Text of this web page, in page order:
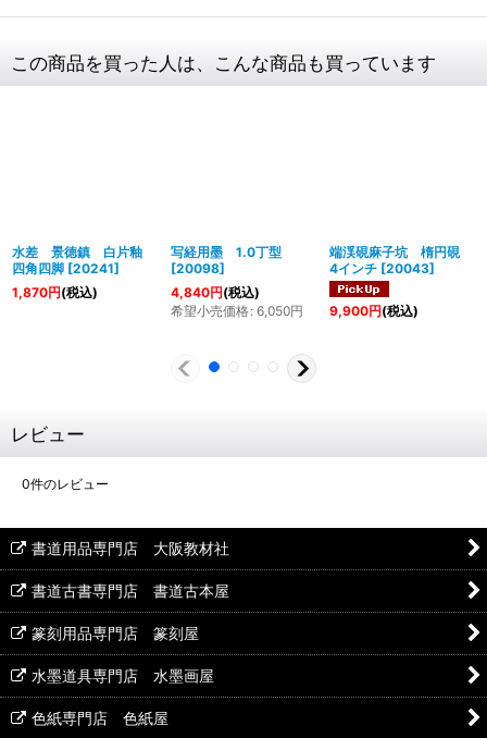
この商品を買った人は、こんな商品も買っています
水差 景徳鎮 白片釉
四角四脚 [20241]
1,870円(税込)
写経用墨 1.0丁型
[20098]
4,840円(税込)
希望小売価格: 6,050円
端渓硯麻子坑 楕円硯
4インチ [20043]
9,900円(税込)
レビュー
0件のレビュー
書道用品専門店 大阪教材社
書道古書専門店 書道古本屋
篆刻用品専門店 篆刻屋
水墨道具専門店 水墨画屋
色紙専門店 色紙屋